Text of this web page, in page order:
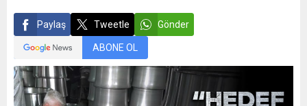
Paylaş Tweetle Gönder
ABONE OL